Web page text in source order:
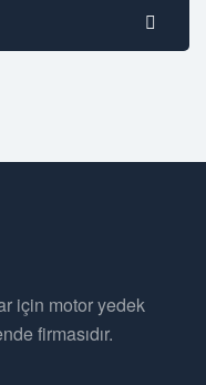
için motor yedek
firmasıdır.